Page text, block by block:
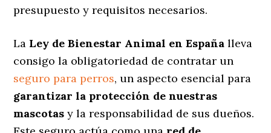
presupuesto y requisitos necesarios.
La Ley de Bienestar Animal en España lleva
consigo la obligatoriedad de contratar un
seguro para perros, un aspecto esencial para
garantizar la protección de nuestras
mascotas y la responsabilidad de sus dueños.